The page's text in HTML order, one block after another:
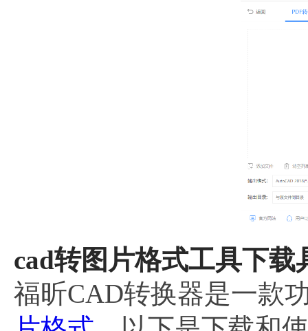
cad转图片格式工具下载
福昕CAD转换器是一款